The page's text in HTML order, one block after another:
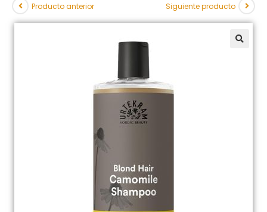
Producto anterior Siguiente producto